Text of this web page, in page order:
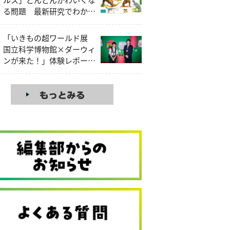
る問題 最新研究でわかっ
たティラノサウルスの本当
の姿
「いきもの超ワールド展
国立科学博物館×ダーウィ
ンが来た！」体験レポー
ト！見どころを昆虫大好き
中学生研究員が解説